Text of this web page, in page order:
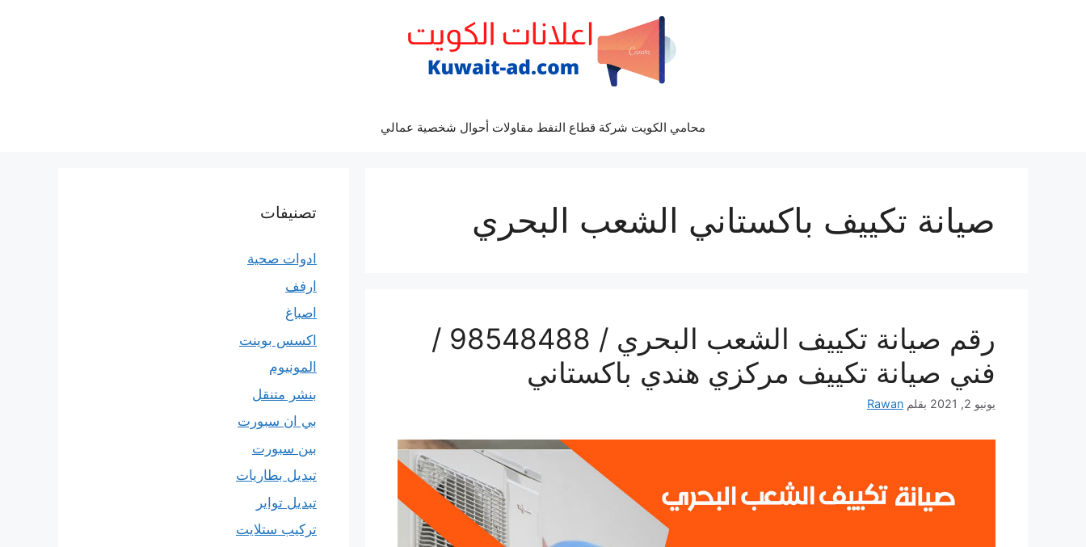
محامي الكويت شركة قطاع النفط مقاولات أحوال شخصية عمالي
صيانة تكييف باكستاني الشعب البحري
رقم صيانة تكييف الشعب البحري / 98548488 /
فني صيانة تكييف مركزي هندي باكستاني
يونيو 2, 2021 بقلم Rawan
تصنيفات
ادوات صحية
ارفف
اصباغ
اكسس بوينت
المونيوم
بنشر متنقل
بي ان سبورت
بين سبورت
تبديل بطاريات
تبديل تواير
تركيب ستلايت